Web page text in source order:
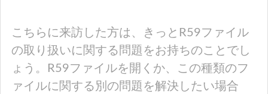
こちらに来訪した方は、きっとR59ファイル
の取り扱いに関する問題をお持ちのことでし
ょう。R59ファイルを開くか、この種類のフ
ァイルに関する別の問題を解決したい場合